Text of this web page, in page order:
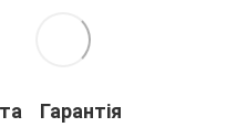
Гарантія